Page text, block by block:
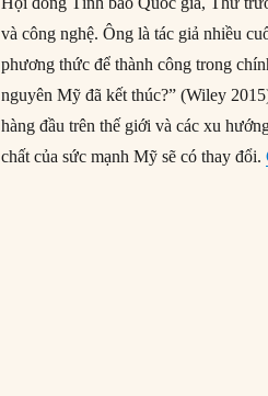
và công nghệ. Ông là tác giả nhiều
phương thức để thành công trong
nguyên Mỹ đã kết thúc?” (Wiley
hàng đầu trên thế giới và các xu
chất của sức mạnh Mỹ sẽ có thay đổi.